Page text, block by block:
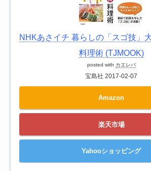
NHKあさイチ 暮らしの「スゴ技」
料理術 (TJMOOK)
posted with カエレバ
宝島社 2017-02-07
Amazon
楽天市場
Yahooショッピング